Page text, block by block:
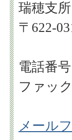
瑞穂支所
〒622-
電話番
ファッ
メール